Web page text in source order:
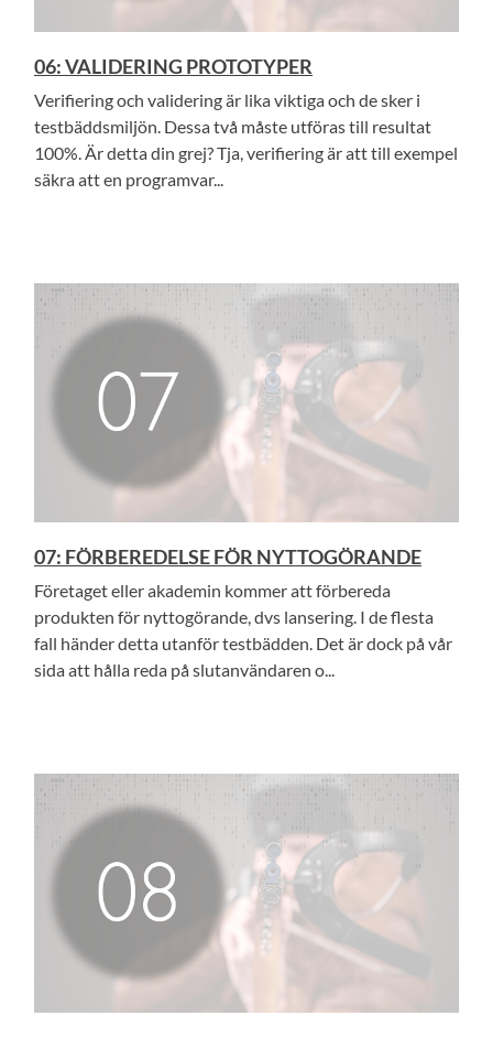
06: VALIDERING PROTOTYPER
Verifiering och validering är lika viktiga och de sker i
testbäddsmiljön. Dessa två måste utföras till resultat
100%. Är detta din grej? Tja, verifiering är att till exempel
säkra att en programvar...
07: FÖRBEREDELSE FÖR NYTTOGÖRANDE
Företaget eller akademin kommer att förbereda
produkten för nyttogörande, dvs lansering. I de flesta
fall händer detta utanför testbädden. Det är dock på vår
sida att hålla reda på slutanvändaren o...